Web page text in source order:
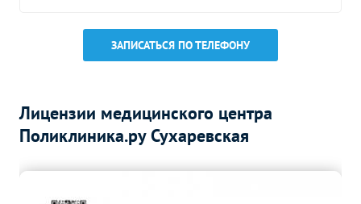
ЗАПИСАТЬСЯ ПО ТЕЛЕФОНУ
Лицензии медицинского центра
Поликлиника.ру Сухаревская